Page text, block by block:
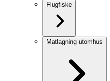
Flugfiske
Matlagning utomhus